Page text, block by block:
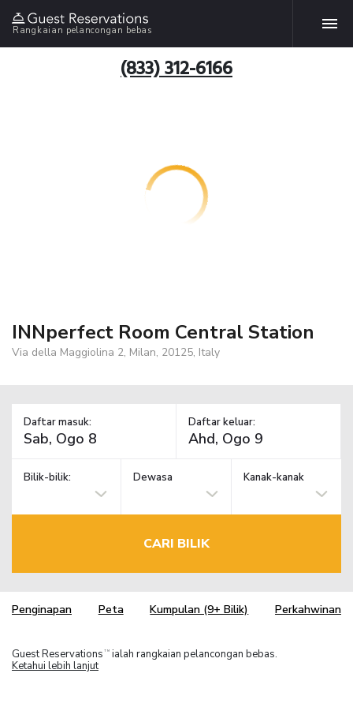
Rangkaian pelancongan bebas
(833) 312-6166
INNperfect Room Central Station
Via della Maggiolina 2, Milan, 20125, Italy
Daftar masuk: Daftar keluar:
Bilik-bilik: Dewasa Kanak-kanak
CARI BILIK
Penginapan Peta Kumpulan (9+ Bilik) Perkahwinan
Guest Reservations TM ialah rangkaian pelancongan bebas.
Ketahui lebih lanjut